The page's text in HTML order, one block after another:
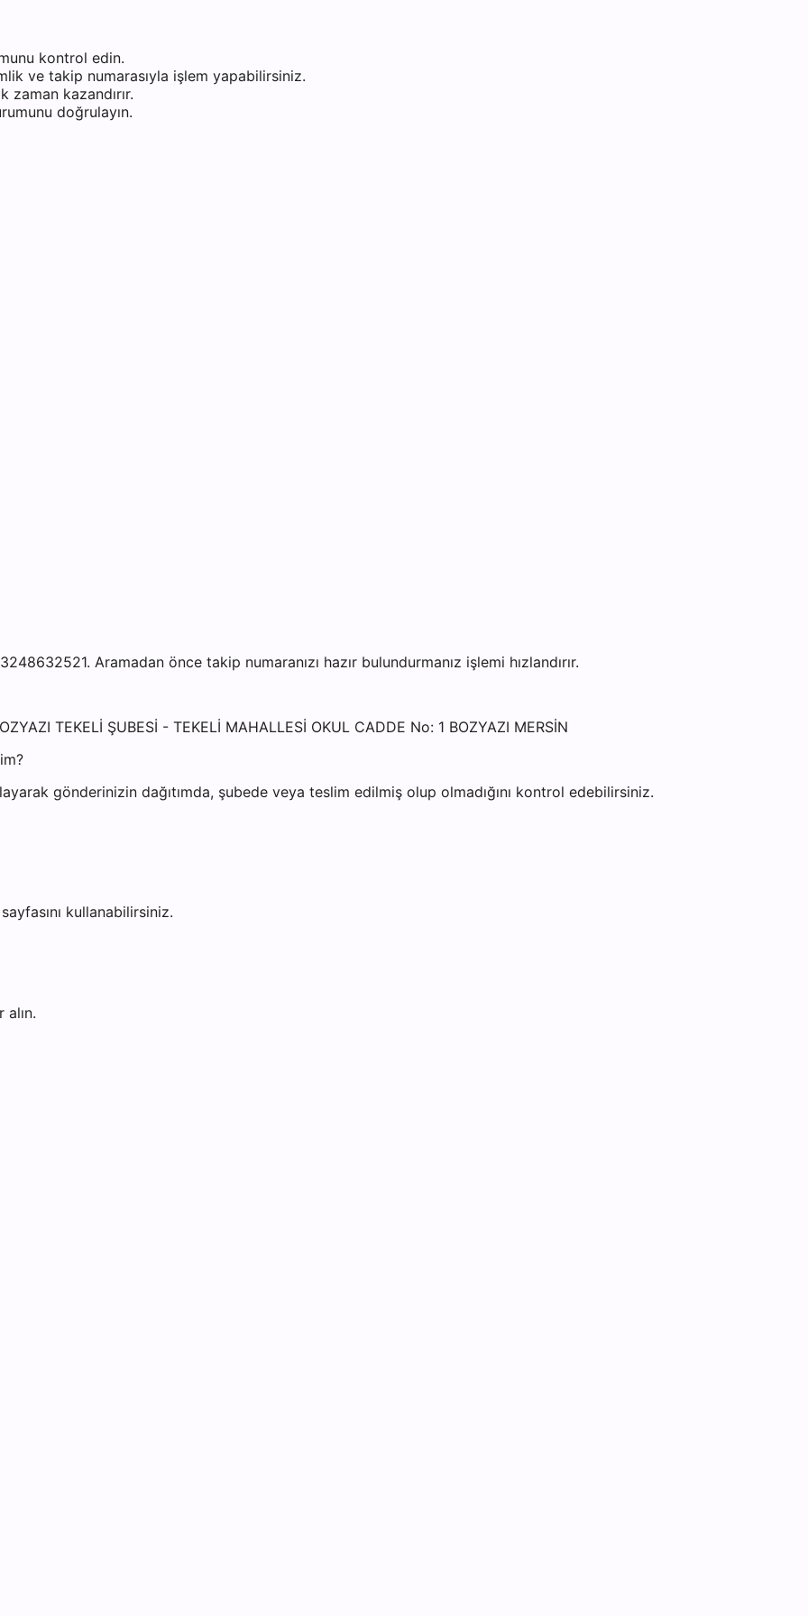
kontrol edin.
ve takip numarasıyla işlem yapabilirsiniz.
kazandırır.
doğrulayın.
Aramadan önce takip numaranızı hazır bulundurmanız işlemi hızlandırır.
TEKELİ ŞUBESİ - TEKELİ MAHALLESİ OKUL CADDE No: 1 BOZYAZI MERSİN
gönderinizin dağıtımda, şubede veya teslim edilmiş olup olmadığını kontrol edebilirsiniz.
sayfasını kullanabilirsiniz.